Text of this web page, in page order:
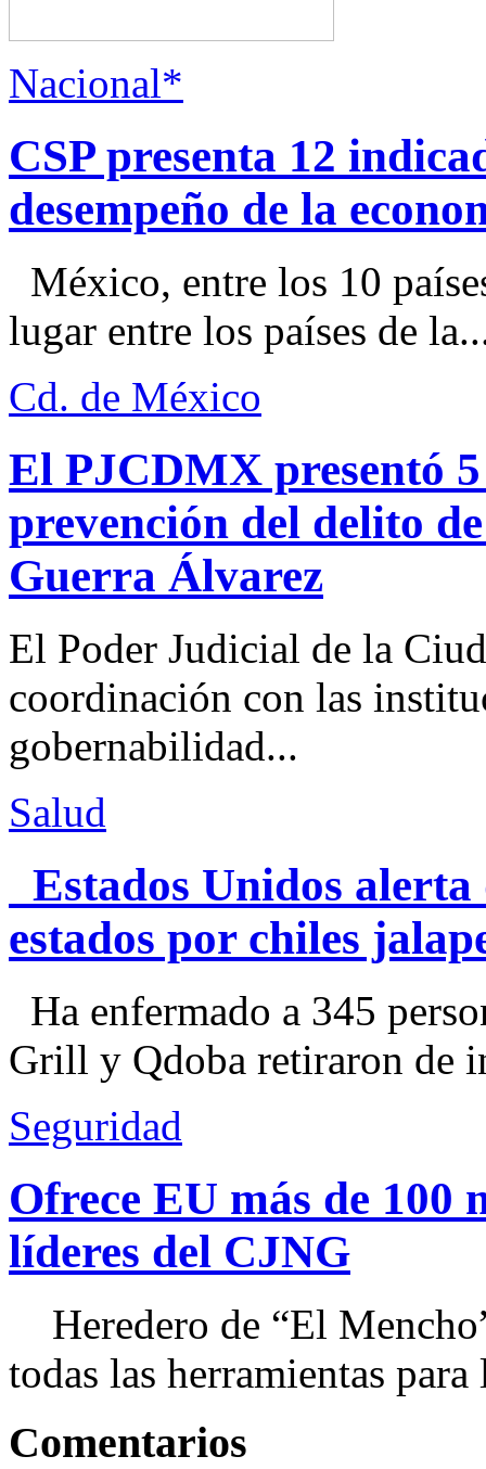
Nacional*
CSP presenta 12
desempeño de la
México, entre los 10
lugar entre los países de
Cd. de México
El PJCDMX presentó
prevención del delito
Guerra Álvarez
El Poder Judicial de la
coordinación con las
gobernabilidad...
Salud
Estados Unidos alerta
estados por chiles
Ha enfermado a 345
Grill y Qdoba retiraron de
Seguridad
Ofrece EU más de 100
líderes del CJNG
Heredero de “El
todas las herramientas
Comentarios